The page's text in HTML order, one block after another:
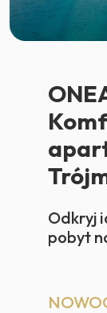
Odkryj
pobyt